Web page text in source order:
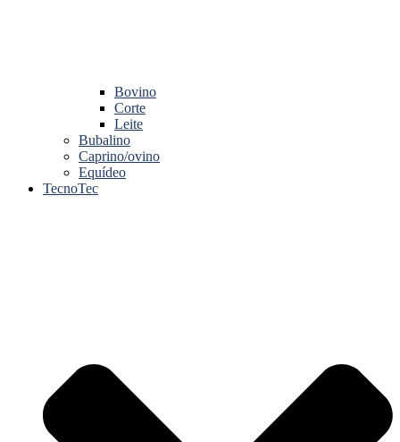
Bovino
Corte
Leite
Bubalino
Caprino/ovino
Equídeo
TecnoTec